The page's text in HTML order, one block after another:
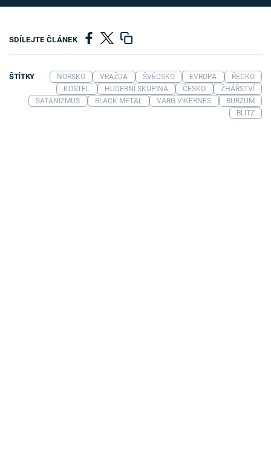
SDÍLEJTE ČLÁNEK
ŠTÍTKY NORSKO VRAŽDA ŠVÉDSKO EVROPA
ŘECKO
KOSTEL
HUDEBNÍ SKUPINA ČESKO
ŽHÁŘSTVÍ
SATANIZMUS
BLACK METAL VARG VIKERNES
BURZUM
BLITZ